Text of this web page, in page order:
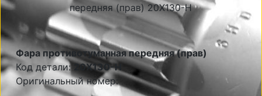
Фара противотуманная передняя (прав)
Код детали: 20X130-H
Оригинальный номер: